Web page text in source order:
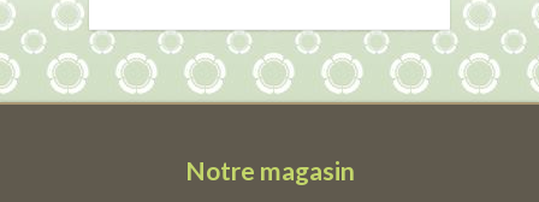
Notre magasin